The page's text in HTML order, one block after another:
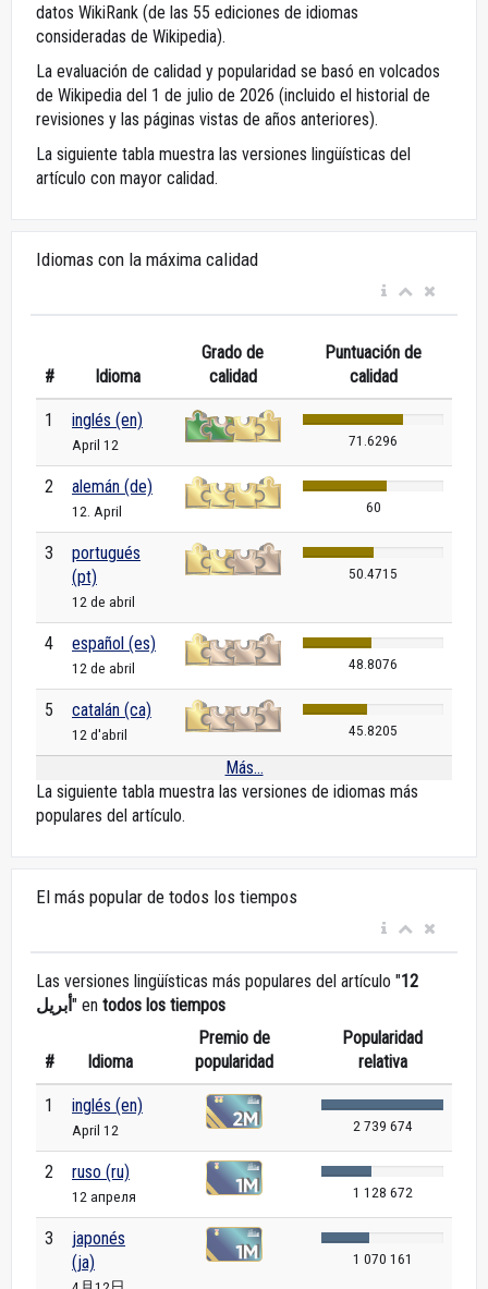
datos WikiRank (de las 55 ediciones de idiomas
consideradas de Wikipedia).
La evaluación de calidad y popularidad se basó en volcados
de Wikipedia del 1 de julio de 2026 (incluido el historial de
revisiones y las páginas vistas de años anteriores).
La siguiente tabla muestra las versiones lingüísticas del
artículo con mayor calidad.
Idiomas con la máxima calidad
# Idioma
Grado de
calidad
Puntuación de
calidad
1 inglés (en)
April 12 71.6296
2 alemán (de)
12. April 60
3
portugués
(pt)
12 de abril
50.4715
4 español (es)
12 de abril 48.8076
5 catalán (ca)
12 d'abril 45.8205
Más...
La siguiente tabla muestra las versiones de idiomas más
populares del artículo.
El más popular de todos los tiempos
Las versiones lingüísticas más populares del artículo "12
أبريل" en todos los tiempos
# Idioma
Premio de
popularidad
Popularidad
relativa
1 inglés (en)
April 12 2 739 674
2 ruso (ru)
12 апреля 1 128 672
3
japonés
(ja)
1 070 161